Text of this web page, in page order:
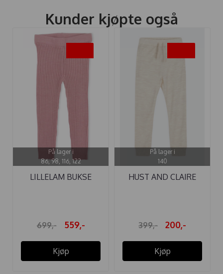
Kunder kjøpte også
På lager i
86, 98, 116, 122
LILLELAM BUKSE
699,- 559,-
Kjøp
På lager i
140
HUST AND CLAIRE
399,- 200,-
Kjøp